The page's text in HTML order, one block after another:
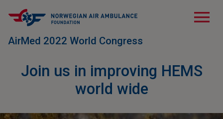
menu
AirMed 2022 World Congress
Join us in improving HEMS
world wide